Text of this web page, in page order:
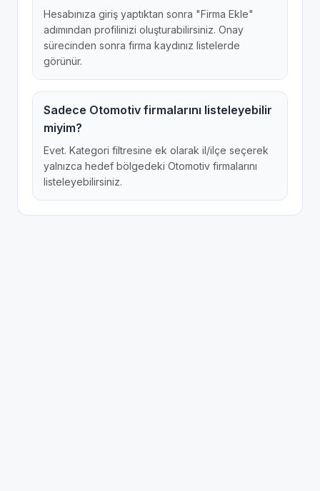
Hesabınıza giriş yaptıktan sonra "Firma Ekle"
adımından profilinizi oluşturabilirsiniz. Onay
sürecinden sonra firma kaydınız listelerde
görünür.
Sadece Otomotiv firmalarını listeleyebilir
miyim?
Evet. Kategori filtresine ek olarak il/ilçe seçerek
yalnızca hedef bölgedeki Otomotiv firmalarını
listeleyebilirsiniz.